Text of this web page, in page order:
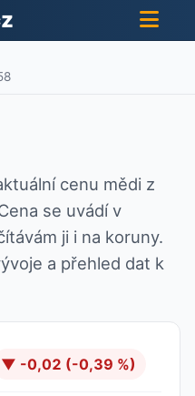
cenu mědi z
se uvádí v
ji i na koruny.
a přehled dat k
▼ -0,02 (-0,39 %)